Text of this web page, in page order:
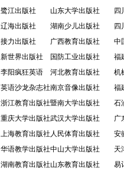
鹭江出版社
辽海出版社
接力出版社
新世界出版社
李阳疯狂英语
英语沙龙杂志社
浙江教育出版社
重庆大学出版社
上海教育出版社
华语教学出版社
湖南教育出版社
山东大学出版社
湖南少儿出版社
广西教育出版社
国防工业出版社
河北教育出版社
南京音像出版社
暨南大学出版社
武汉大学出版社
人民体育出版社
中山大学出版社
山东教育出版社
四
四
中
福
机
福
石
广
安
天
易